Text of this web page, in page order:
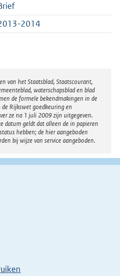
2014
van het Staatsblad, Staatscourant,
waterschapsblad en blad
de formele bekendmakingen in de
Rijkswet goedkeuring en
ze na 1 juli 2009 zijn uitgegeven.
datum geldt dat alleen de in papieren
hebben; de hier aangeboden
bij wijze van service aangeboden.